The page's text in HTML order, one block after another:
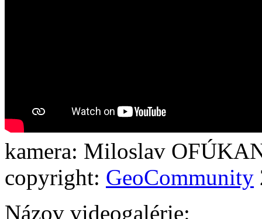
kamera: Miloslav
copyright: GeoCommunity
Názov videogalérie: